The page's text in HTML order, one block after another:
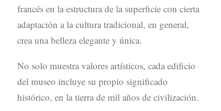
francés en la estructura de la superficie con cierta
adaptación a la cultura tradicional, en general,
crea una belleza elegante y única.
No solo muestra valores artísticos, cada edificio
del museo incluye su propio significado
histórico, en la tierra de mil años de civilización.